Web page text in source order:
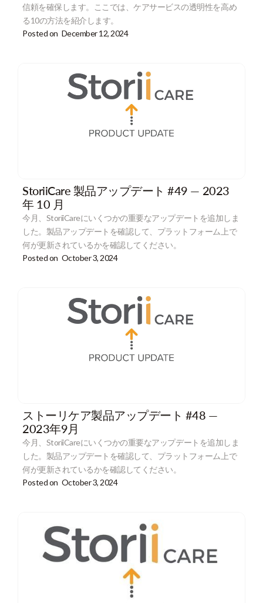
信頼を確保します。ここでは、ケアサービスの透明性を高め
る10の方法を紹介します。
Posted on December 12, 2024
StoriiCare 製品アップデート #49 — 2023
年 10 月
今月、StoriiCareにいくつかの重要なアップデートを追加しま
した。製品アップデートを確認して、プラットフォーム上で
何が更新されているかを確認してください。
Posted on October 3, 2024
ストーリケア製品アップデート #48 —
2023年9月
今月、StoriiCareにいくつかの重要なアップデートを追加しま
した。製品アップデートを確認して、プラットフォーム上で
何が更新されているかを確認してください。
Posted on October 3, 2024